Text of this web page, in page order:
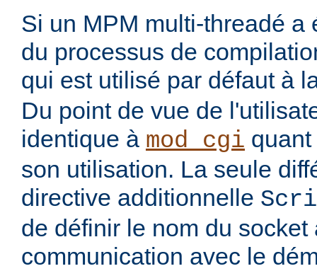
Si un MPM multi-threadé a
du processus de
qui est utilisé par défaut à
Du point de vue de
identique à mod_cgi
son utilisation. La seule
directive additionnelle
de définir le nom du
communication avec le